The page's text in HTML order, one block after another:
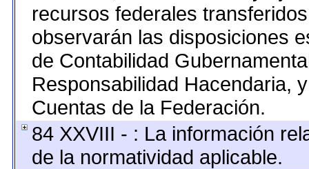
recursos federales
observarán las disposiciones
de Contabilidad
Responsabilidad Hacendaria,
Cuentas de la Federación.
84 XXVIII - : La información
de la normatividad aplicable.